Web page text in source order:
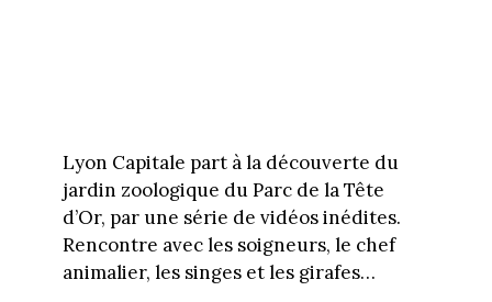
Lyon Capitale part à la découverte du
jardin zoologique du Parc de la Tête
d’Or, par une série de vidéos inédites.
Rencontre avec les soigneurs, le chef
animalier, les singes et les girafes…